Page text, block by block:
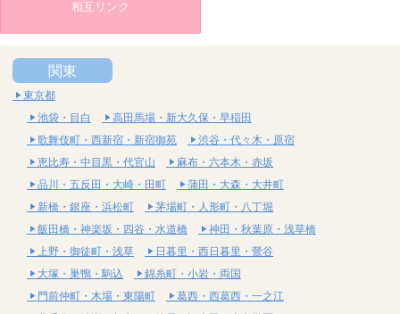
相互リンク
関東
東京都
池袋・目白
高田馬場・新大久保・早稲田
歌舞伎町・西新宿・新宿御苑
渋谷・代々木・原宿
恵比寿・中目黒・代官山
麻布・六本木・赤坂
品川・五反田・大崎・田町
蒲田・大森・大井町
新橋・銀座・浜松町
茅場町・人形町・八丁堀
飯田橋・神楽坂・四谷・水道橋
神田・秋葉原・浅草橋
上野・御徒町・浅草
日暮里・西日暮里・鶯谷
大塚・巣鴨・駒込
錦糸町・小岩・両国
門前仲町・木場・東陽町
葛西・西葛西・一之江